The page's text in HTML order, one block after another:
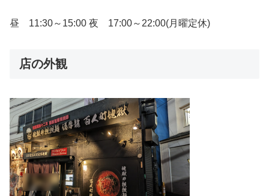
昼 11:30～15:00 夜 17:00～22:00(月曜定休)
店の外観